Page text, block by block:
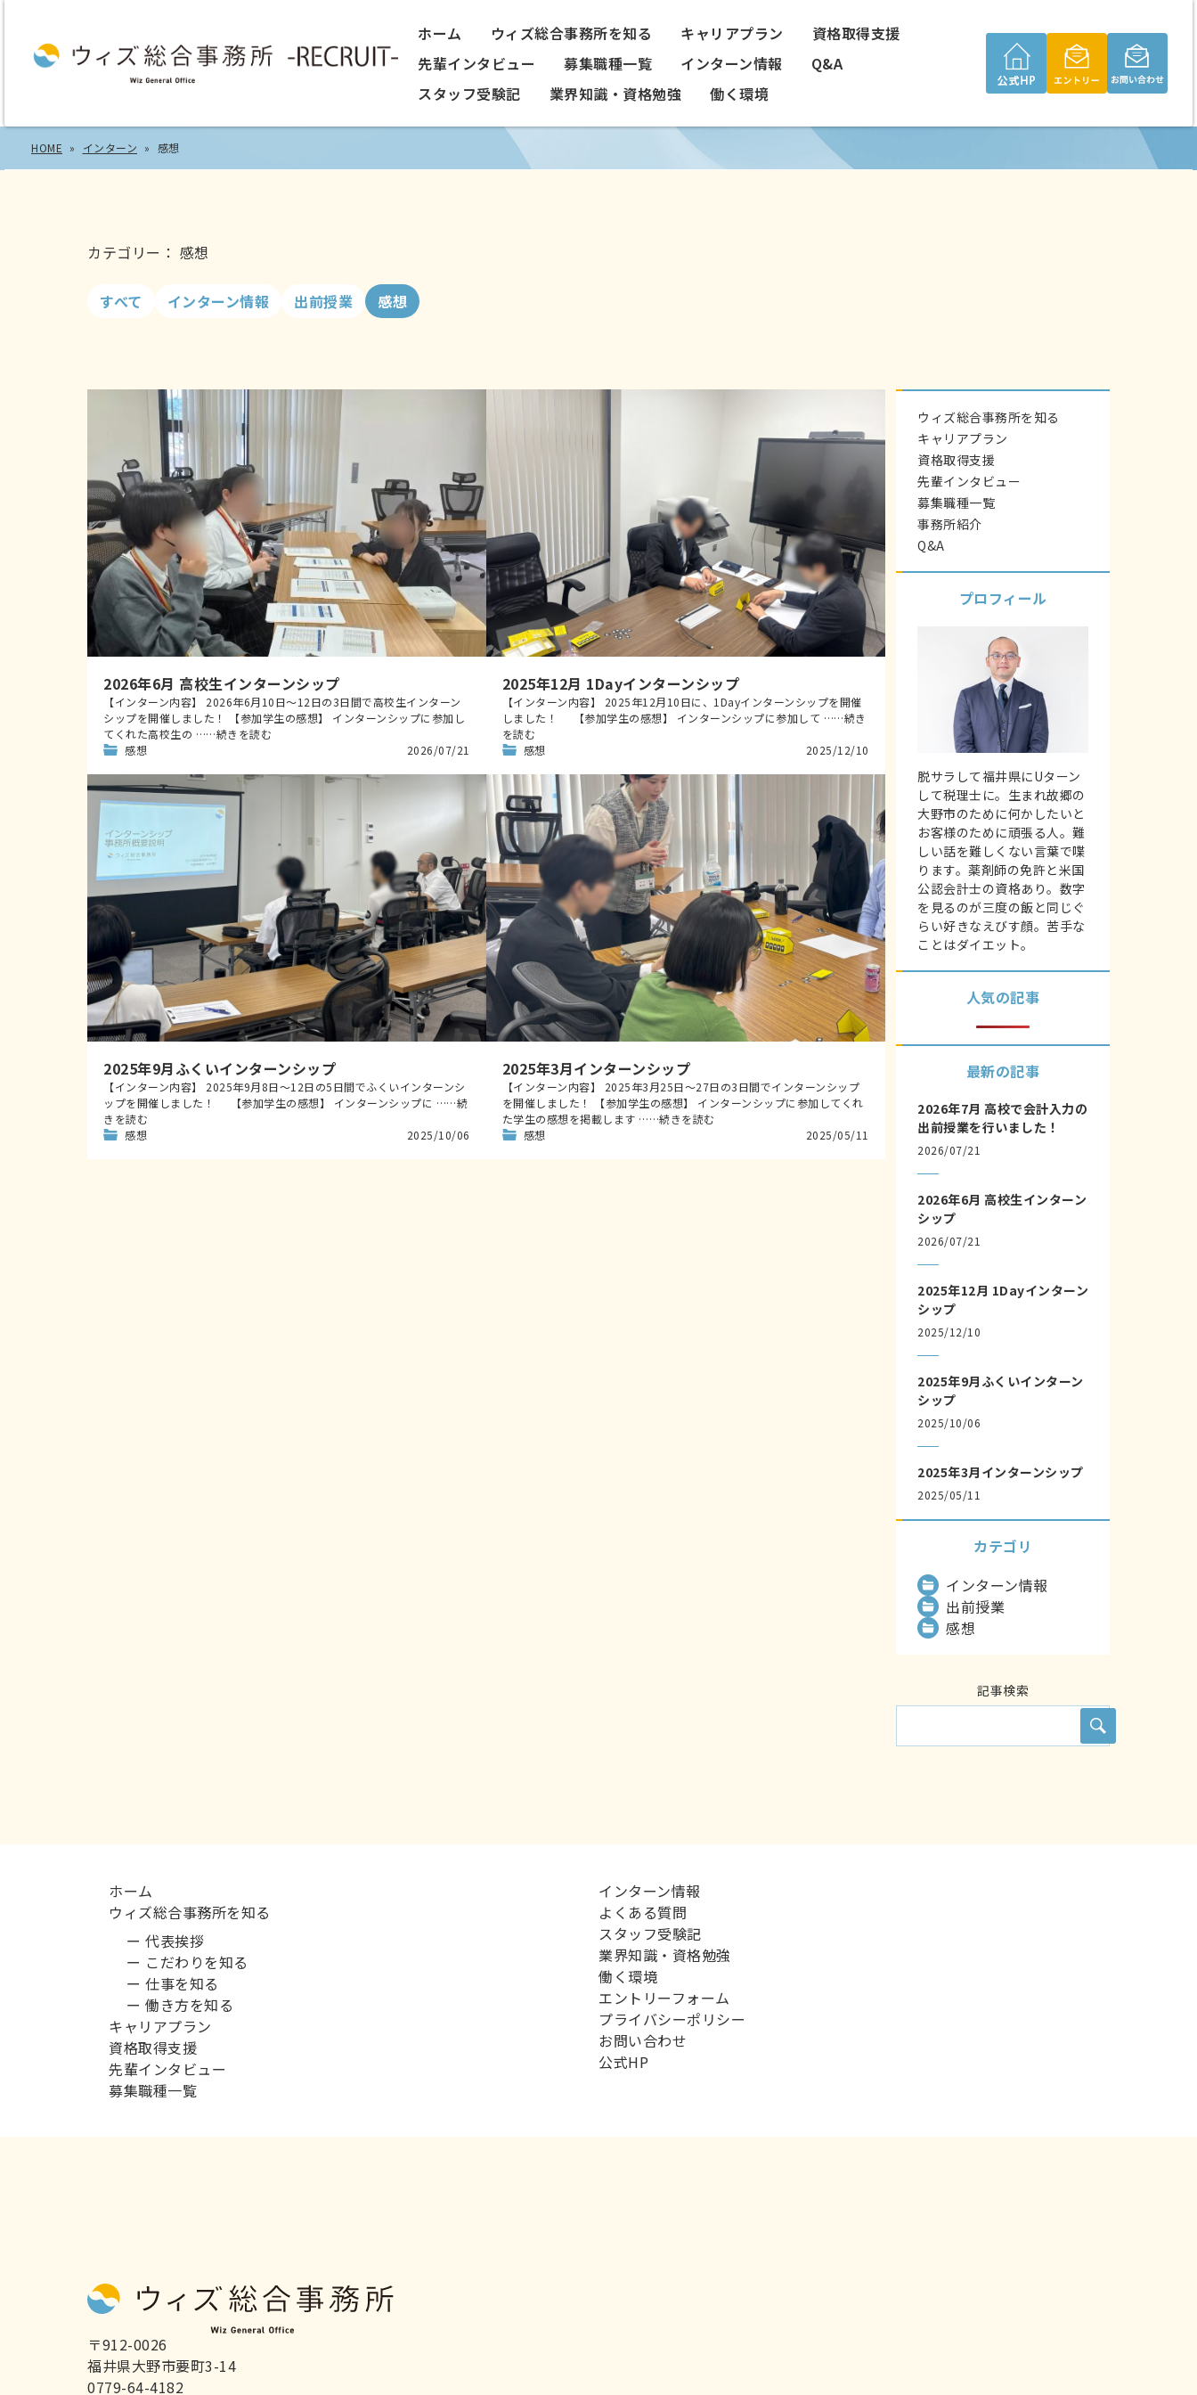
ホーム ウィズ総合事務所を知る キャリアプラン
資格取得支援
先輩インタビュー
募集職種一覧 インターン情報
Q&A
スタッフ受験記
業界知識・資格勉強 働く環境
HOME インターン 感想
カテゴリー： 感想
すべて インターン情報 出前授業 感想
2026年6月 高校生インターンシップ
【インターン内容】 2026年6月10日～12日の3日間で高校生インターン
シップを開催しました！ 【参加学生の感想】 インターンシップに参加し
てくれた高校生の ……続きを読む
感想
2026/07/21
2025年12月 1Dayインターンシップ
【インターン内容】 2025年12月10日に、1Dayインターンシップを開催
しました！ 【参加学生の感想】 インターンシップに参加して ……続き
を読む
感想
2025/12/10
2025年9月ふくいインターンシップ
【インターン内容】 2025年9月8日～12日の5日間でふくいインターンシ
ップを開催しました！ 【参加学生の感想】 インターンシップに ……続
きを読む
感想
2025/10/06
2025年3月インターンシップ
【インターン内容】 2025年3月25日～27日の3日間でインターンシップ
を開催しました！ 【参加学生の感想】 インターンシップに参加してくれ
た学生の感想を掲載します ……続きを読む
感想
2025/05/11
ウィズ総合事務所を知る
キャリアプラン
資格取得支援
先輩インタビュー
募集職種一覧
事務所紹介
Q&A
プロフィール
脱サラして福井県にUターン
して税理士に。生まれ故郷の
大野市のために何かしたいと
お客様のために頑張る人。難
しい話を難しくない言葉で喋
ります。薬剤師の免許と米国
公認会計士の資格あり。数字
を見るのが三度の飯と同じぐ
らい好きなえびす顔。苦手な
ことはダイエット。
人気の記事
最新の記事
2026年7月 高校で会計入力の
出前授業を行いました！
2026/07/21
2026年6月 高校生インターン
シップ
2026/07/21
2025年12月 1Dayインターン
シップ
2025/12/10
2025年9月ふくいインターン
シップ
2025/10/06
2025年3月インターンシップ
2025/05/11
カテゴリ
インターン情報
出前授業
感想
記事検索
ホーム
ウィズ総合事務所を知る
ー 代表挨拶
ー こだわりを知る
ー 仕事を知る
ー 働き方を知る
キャリアプラン
資格取得支援
先輩インタビュー
募集職種一覧
インターン情報
よくある質問
スタッフ受験記
業界知識・資格勉強
働く環境
エントリーフォーム
プライバシーポリシー
お問い合わせ
公式HP
〒912-0026
福井県大野市要町3-14
0779-64-4182